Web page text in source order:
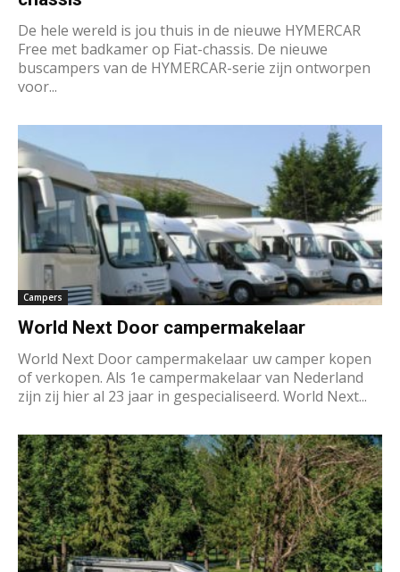
De hele wereld is jou thuis in de nieuwe HYMERCAR
Free met badkamer op Fiat-chassis. De nieuwe
buscampers van de HYMERCAR-serie zijn ontworpen
voor...
Campers
World Next Door campermakelaar
World Next Door campermakelaar uw camper kopen
of verkopen. Als 1e campermakelaar van Nederland
zijn zij hier al 23 jaar in gespecialiseerd. World Next...